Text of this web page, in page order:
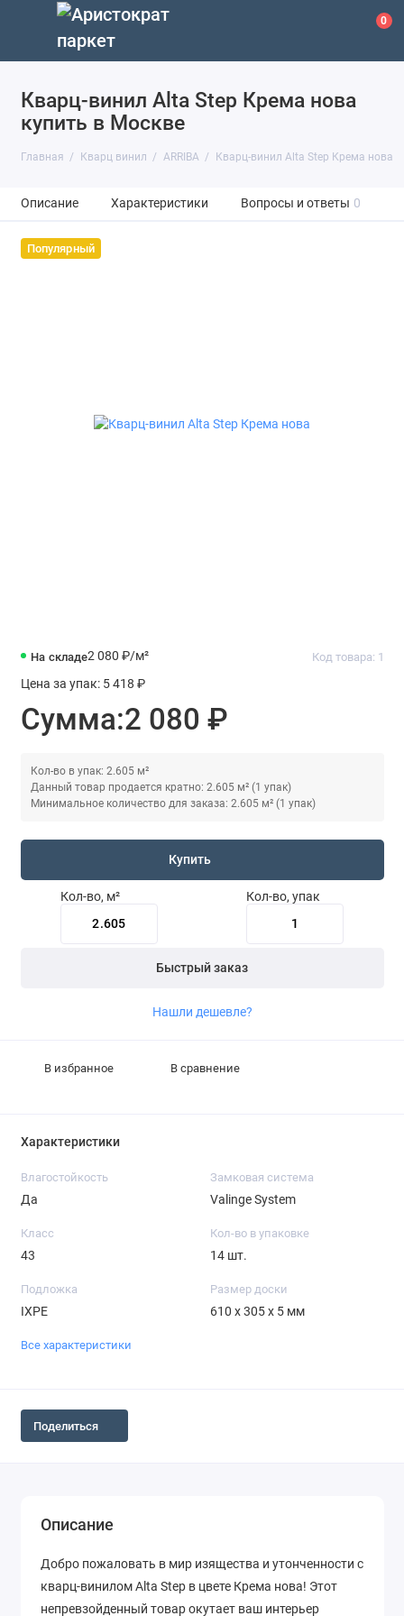
0
Кварц-винил Alta Step Крема нова
купить в Москве
Главная Кварц винил ARRIBA Кварц-винил Alta Step Крема нова
Описание Характеристики Вопросы и ответы 0
Популярный
На складе Код товара: 1
2 080 ₽/м²
Цена за упак: 5 418 ₽
Сумма:2 080 ₽
Кол-во в упак: 2.605 м²
Данный товар продается кратно: 2.605 м² (1 упак)
Минимальное количество для заказа: 2.605 м² (1 упак)
Купить
Кол-во, м² Кол-во, упак
Быстрый заказ
Нашли дешевле?
В избранное В сравнение
Характеристики
Влагостойкость
Да
Замковая система
Valinge System
Класс
43
Кол-во в упаковке
14 шт.
Подложка
IXPE
Размер доски
610 х 305 х 5 мм
Все характеристики
Поделиться
Описание
Добро пожаловать в мир изящества и утонченности с
кварц-винилом Alta Step в цвете Крема нова! Этот
непревзойденный товар окутает ваш интерьер